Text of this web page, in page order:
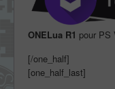
ONELua R1 pour PS
[/one_half]
[one_half_last]